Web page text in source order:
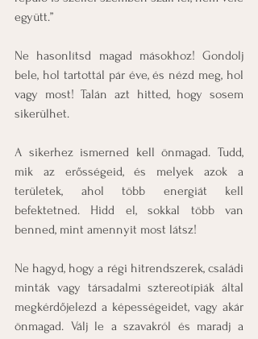
együtt.”
Ne hasonlítsd magad másokhoz! Gondolj
bele, hol tartottál pár éve, és nézd meg, hol
vagy most! Talán azt hitted, hogy sosem
sikerülhet.
A sikerhez ismerned kell önmagad. Tudd,
mik az erősségeid, és melyek azok a
területek, ahol több energiát kell
befektetned. Hidd el, sokkal több van
benned, mint amennyit most látsz!
Ne hagyd, hogy a régi hitrendszerek, családi
minták vagy társadalmi sztereotípiák által
megkérdőjelezd a képességeidet, vagy akár
önmagad. Válj le a szavakról és maradj a